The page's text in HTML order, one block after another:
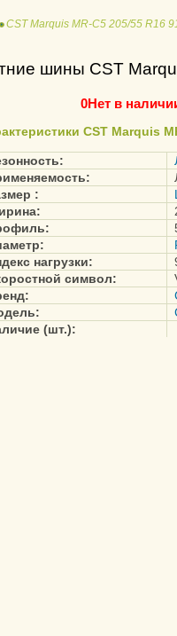
CST Marquis MR-C5 205/55 R16
шины CST
0Нет в
CST Marquis
:
нагрузки:
символ:
(шт.):